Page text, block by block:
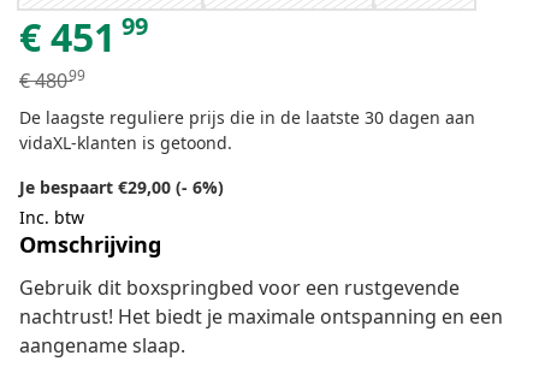
€451 99
€48099
De laagste reguliere prijs die in de laatste 30 dagen aan
vidaXL-klanten is getoond.
Je bespaart €29,00 (- 6%)
Inc. btw
Omschrijving
Gebruik dit boxspringbed voor een rustgevende
nachtrust! Het biedt je maximale ontspanning en een
aangename slaap.